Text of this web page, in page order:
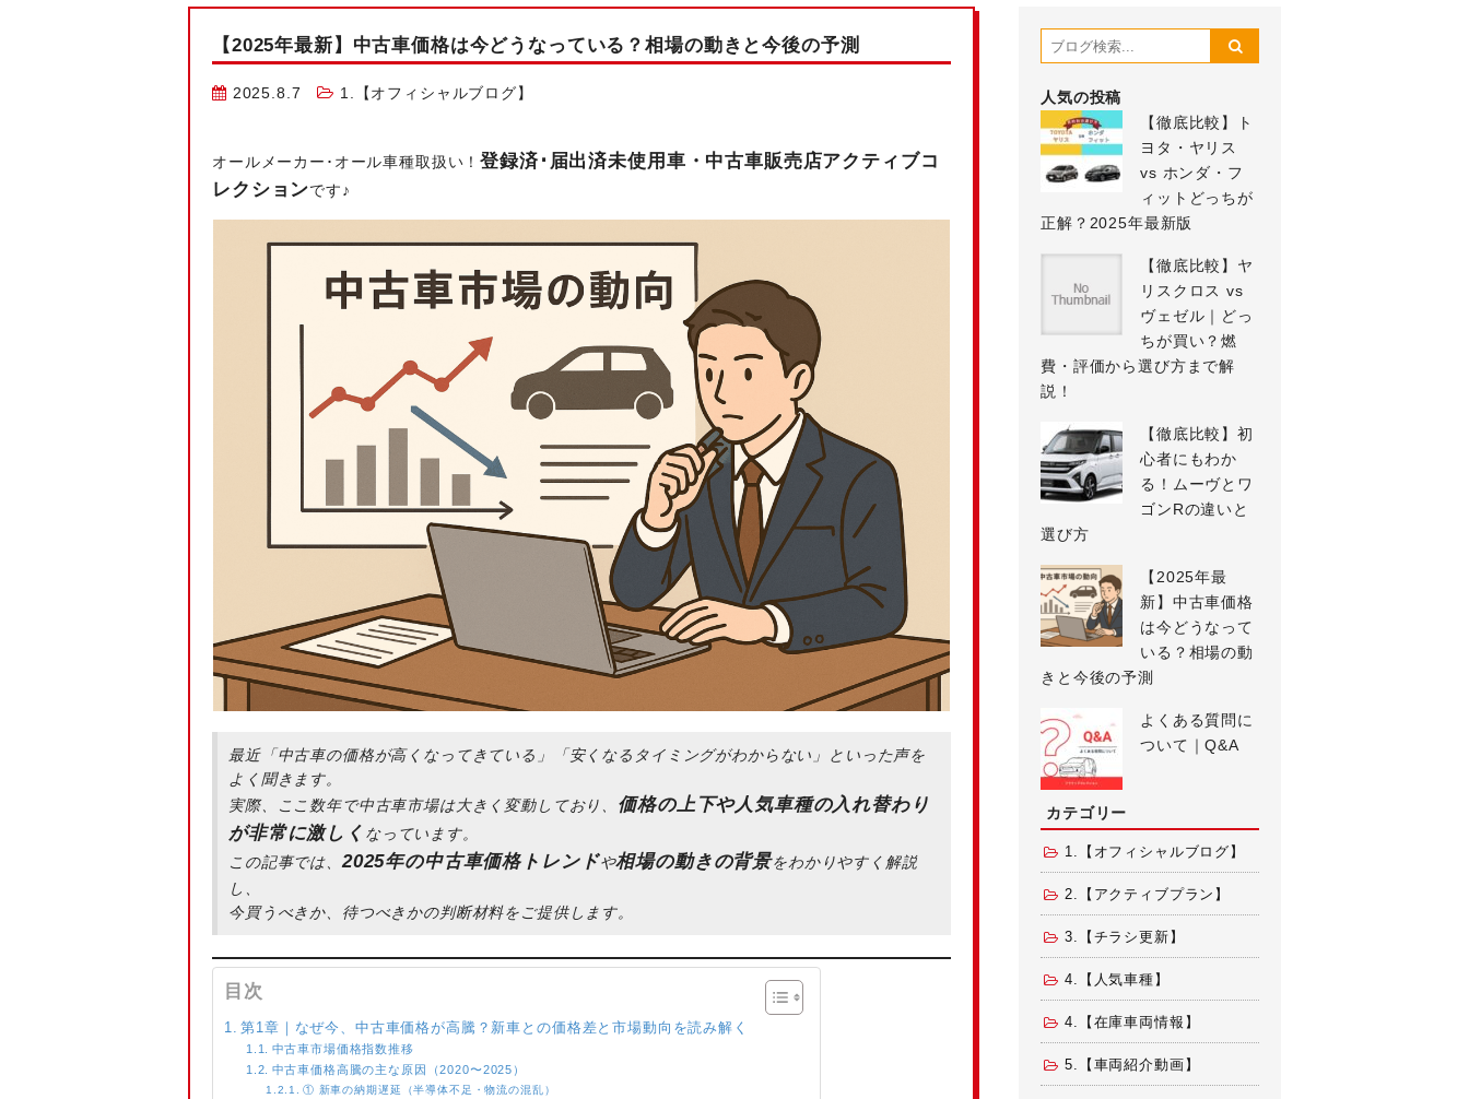
【2025年最新】中古車価格は今どうなっている？相場の動きと今後の予測
2025.8.7 1.【オフィシャルブログ】
オールメーカー･オール車種取扱い！登録済･届出済未使用車・中古車販売店アクティブコ
レクションです♪
最近「中古車の価格が高くなってきている」「安くなるタイミングがわからない」といった声を
よく聞きます。
実際、ここ数年で中古車市場は大きく変動しており、 価格の上下や人気車種の入れ替わり
が非常に激しく なっています。
この記事では、 2025年の中古車価格トレンドや相場の動きの背景をわかりやすく解説
し、
今買うべきか、待つべきかの判断材料をご提供します。
目次
第1章｜なぜ今、中古車価格が高騰？新車との価格差と市場動向を読み解く
中古車市場価格指数推移
中古車価格高騰の主な原因（2020〜2025）
① 新車の納期遅延（半導体不足・物流の混乱）
人気の投稿
【徹底比較】ト
ヨタ・ヤリス
vs ホンダ・フ
ィットどっちが
正解？2025年最新版
【徹底比較】ヤ
リスクロス vs
ヴェゼル｜どっ
ちが買い？燃
費・評価から選び方まで解
説！
【徹底比較】初
心者にもわか
る！ムーヴとワ
ゴンRの違いと
選び方
【2025年最
新】中古車価格
は今どうなって
いる？相場の動
きと今後の予測
よくある質問に
ついて｜Q&A
カテゴリー
1.【オフィシャルブログ】
2.【アクティブプラン】
3.【チラシ更新】
4.【人気車種】
4.【在庫車両情報】
5.【車両紹介動画】